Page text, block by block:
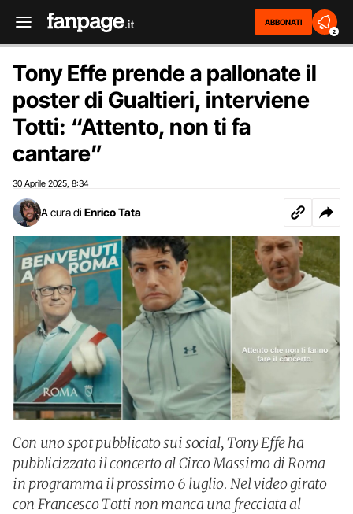
ABBONATI
2
Tony Effe prende a pallonate il
poster di Gualtieri, interviene
Totti: “Attento, non ti fa
cantare”
30 Aprile 2025 8:34
A cura di Enrico Tata
Con uno spot pubblicato sui social, Tony Effe ha
pubblicizzato il concerto al Circo Massimo di Roma
in programma il prossimo 6 luglio. Nel video girato
con Francesco Totti non manca una frecciata al